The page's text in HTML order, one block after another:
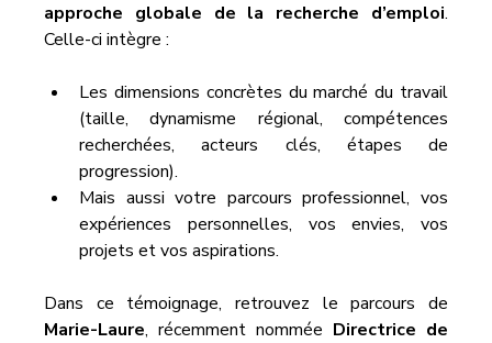
approche globale de la recherche d’emploi.
Celle-ci intègre :
Les dimensions concrètes du marché du travail
(taille, dynamisme régional, compétences
recherchées, acteurs clés, étapes de
progression).
Mais aussi votre parcours professionnel, vos
expériences personnelles, vos envies, vos
projets et vos aspirations.
Marie-Laure, récemment nommée Directrice de